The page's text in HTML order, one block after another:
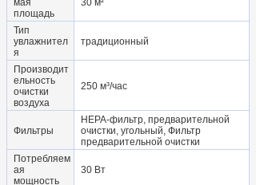
мая
площадь
30 м²
Тип
увлажнител
я
традиционный
Производит
ельность
очистки
воздуха
250 м³/час
Фильтры
HEPA-фильтр, предварительной
очистки, угольный, Фильтр
предварительной очистки
Потребляем
ая
мощность
30 Вт